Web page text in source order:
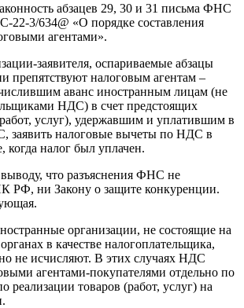
абзацев 29, 30 и 31 письма ФНС
3/634@ «О порядке составления
агентами».
заявителя, оспариваемые абзацы
препятствуют налоговым агентам –
аванс иностранным лицам (не
НДС) в счет предстоящих
услуг), удержавшим и уплатившим в
заявить налоговые вычеты по НДС в
когда налог был уплачен.
что разъяснения ФНС не
РФ, ни Закону о защите конкуренции.
организации, не состоящие на
в качестве налогоплательщика,
не исчисляют. В этих случаях НДС
агентами-покупателями отдельно по
реализации товаров (работ, услуг) на